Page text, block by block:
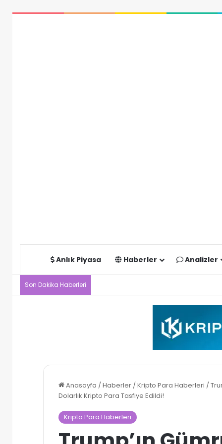
Anlık Piyasa Haberler Analizler
Son Dakika Haberleri
Anasayfa /Haberler /Kripto Para Haberleri /
Dolarlık Kripto Para Tasfiye Edildi!
Kripto Para Haberleri